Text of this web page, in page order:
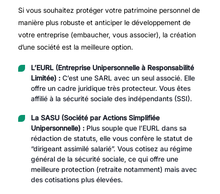
Si vous souhaitez protéger votre patrimoine personnel de
manière plus robuste et anticiper le développement de
votre entreprise (embaucher, vous associer), la création
d’une société est la meilleure option.
L’EURL (Entreprise Unipersonnelle à Responsabilité
Limitée) :C’est une SARL avec un seul associé. Elle
offre un cadre juridique très protecteur. Vous êtes
affilié à la sécurité sociale des indépendants (SSI).
La SASU (Société par Actions Simplifiée
Unipersonnelle) :Plus souple que l’EURL dans sa
rédaction de statuts, elle vous confère le statut de
“dirigeant assimilé salarié”. Vous cotisez au régime
général de la sécurité sociale, ce qui offre une
meilleure protection (retraite notamment) mais avec
des cotisations plus élevées.